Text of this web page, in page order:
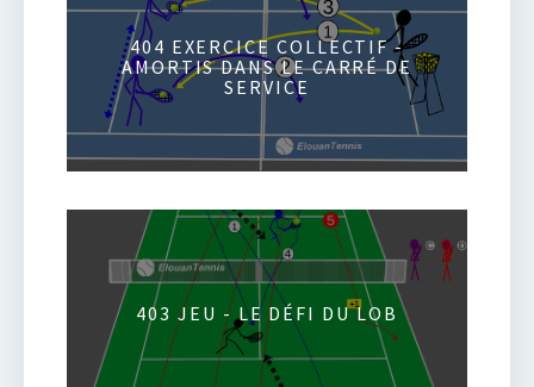
404 EXERCICE COLLECTIF -
AMORTIS DANS LE CARRÉ DE
SERVICE
403 JEU - LE DÉFI DU LOB